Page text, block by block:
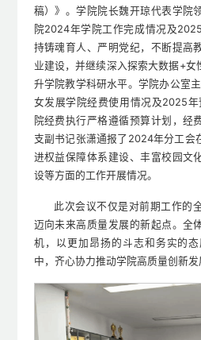
稿）》。学院院长魏开琼代表学院
院2024年学院工作完成情况及
持铸魂育人、严明党纪，不断提高
业建设，并继续深入探索大数据+女
升学院教学科研水平。学院办公室
女发展学院经费使用情况及2025
院经费执行严格遵循预算计划，经
支副书记张潇通报了2024年分工会
进权益保障体系建设、丰富校园文
设等方面的工作开展情况。
此次会议不仅是对前期工作的
迈向未来高质量发展的新起点。全
机，以更加昂扬的斗志和务实的
中，齐心协力推动学院高质量创新发